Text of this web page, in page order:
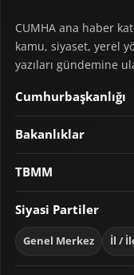
CUMHA ana haber
kamu, siyaset, yerel
yazıları gündemine
Cumhurbaşkanlığı
Bakanlıklar
TBMM
Siyasi Partiler
Genel Merkez İl /